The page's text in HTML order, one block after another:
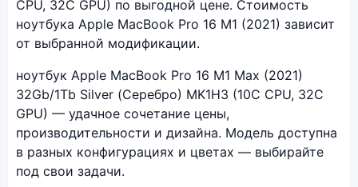
CPU, 32C GPU) по выгодной цене. Стоимость
ноутбука Apple MacBook Pro 16 M1 (2021) зависит
от выбранной модификации.
ноутбук Apple MacBook Pro 16 M1 Max (2021)
32Gb/1Tb Silver (Серебро) MK1H3 (10C CPU, 32C
GPU) — удачное сочетание цены,
производительности и дизайна. Модель доступна
в разных конфигурациях и цветах — выбирайте
под свои задачи.